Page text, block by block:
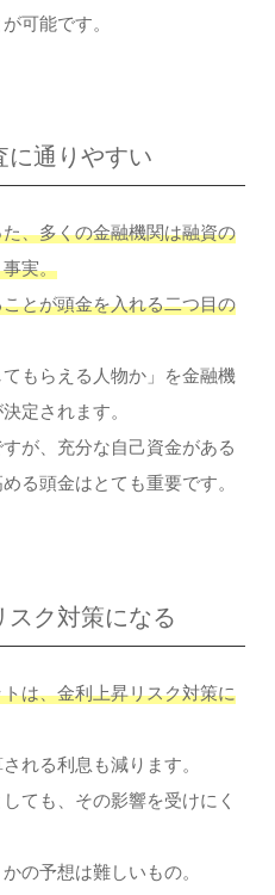
可能です。
通りやすい
、多くの金融機関は融資の
実。
とが頭金を入れる二つ目の
てもらえる人物か」を金融機
定されます。
が、充分な自己資金がある
る頭金はとても重要です。
ク対策になる
は、金利上昇リスク対策に
れる利息も減ります。
ても、その影響を受けにく
の予想は難しいもの。